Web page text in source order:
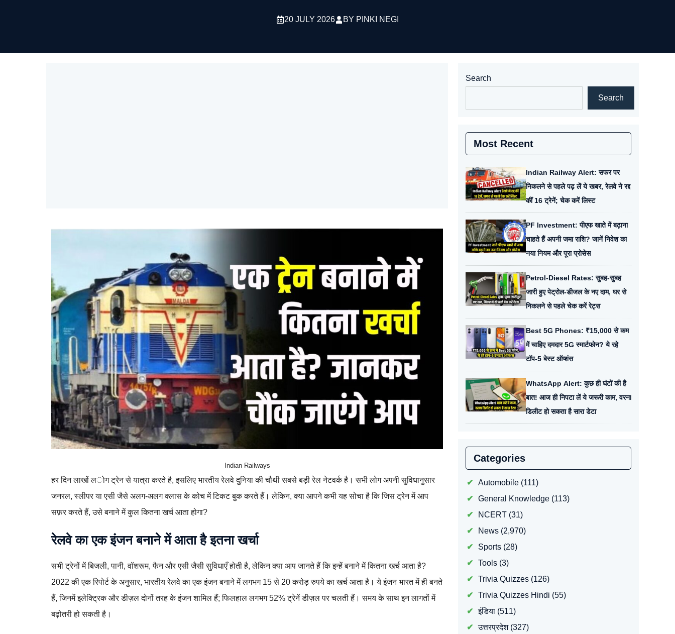
20 JULY 2026 BY PINKI NEGI
Indian Railways
हर दिन लाखों लोग ट्रेन से यात्रा करते है, इसलिए भारतीय रेलवे दुनिया की चौथी सबसे बड़ी रेल नेटवर्क है। सभी लोग अपनी सुविधानुसार
जनरल, स्लीपर या एसी जैसे अलग-अलग क्लास के कोच में टिकट बुक करते हैं। लेकिन, क्या आपने कभी यह सोचा है कि जिस ट्रेन में आप
सफ़र करते हैं, उसे बनाने में कुल कितना खर्च आता होगा?
रेलवे का एक इंजन बनाने में आता है इतना खर्चा
सभी ट्रेनों में बिजली, पानी, वॉशरूम, फैन और एसी जैसी सुविधाएँ होती है, लेकिन क्या आप जानते हैं कि इन्हें बनाने में कितना खर्च आता है?
2022 की एक रिपोर्ट के अनुसार, भारतीय रेलवे का एक इंजन बनाने में लगभग 15 से 20 करोड़ रुपये का खर्च आता है। ये इंजन भारत में ही बनते
हैं, जिनमें इलेक्ट्रिक और डीज़ल दोनों तरह के इंजन शामिल हैं; फिलहाल लगभग 52% ट्रेनें डीज़ल पर चलती हैं। समय के साथ इन लागतों में
बढ़ोतरी हो सकती है।
Search
Search
Most Recent
Indian Railway Alert: सफर पर
निकलने से पहले पढ़ लें ये खबर, रेलवे ने रद्द
कीं 16 ट्रेनें; चेक करें लिस्ट
PF Investment: पीएफ खाते में बढ़ाना
चाहते हैं अपनी जमा राशि? जानें निवेश का
नया नियम और पूरा प्रोसेस
Petrol-Diesel Rates: सुबह-सुबह
जारी हुए पेट्रोल-डीजल के नए दाम, घर से
निकलने से पहले चेक करें रेट्स
Best 5G Phones: ₹15,000 से कम
में चाहिए दमदार 5G स्मार्टफोन? ये रहे
टॉप-5 बेस्ट ऑप्शंस
WhatsApp Alert: कुछ ही घंटों की है
बात! आज ही निपटा लें ये जरूरी काम, वरना
डिलीट हो सकता है सारा डेटा
Categories
Automobile(111)
General Knowledge(113)
NCERT(31)
News(2,970)
Sports(28)
Tools(3)
Trivia Quizzes(126)
Trivia Quizzes Hindi (55)
इंडिया(511)
उत्तरप्रदेश(327)